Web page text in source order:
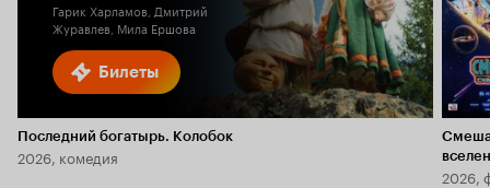
Билеты
Гарик Харламов, Дмитрий
Журавлев, Мила Ершова
Последний богатырь. Колобок
2026, комедия
2026,